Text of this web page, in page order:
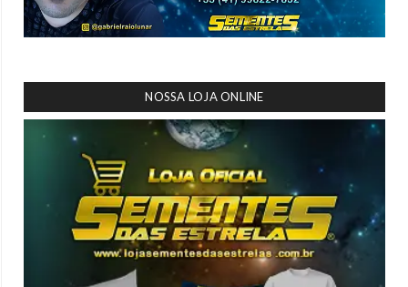
NOSSA LOJA ONLINE